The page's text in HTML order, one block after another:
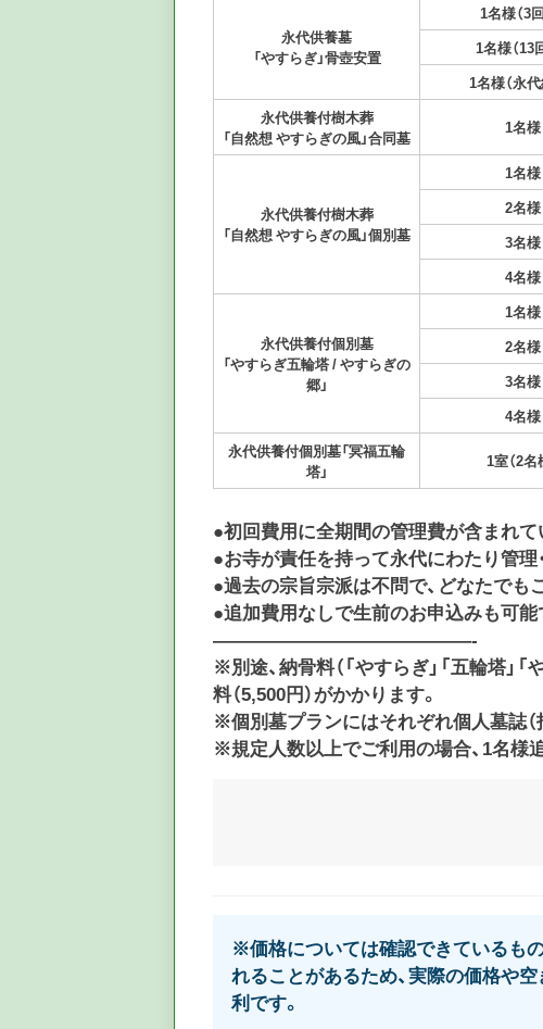
永代供養墓
「やすらぎ」骨壺安置
1名様（3
1名様（13
1名様（永代
永代供養付樹木葬
「自然想 やすらぎの風」合同墓
1名様
永代供養付樹木葬
「自然想 やすらぎの風」個別墓
1名様
2名様
3名様
4名様
永代供養付個別墓
「やすらぎ五輪塔 / やすらぎの
郷」
1名様
2名様
3名様
4名様
永代供養付個別墓「冥福五輪
塔」
1室（2名
●初回費用に全期間の管理費が含まれて
●お寺が責任を持って永代にわたり管理
●過去の宗旨宗派は不問で、どなたでも
●追加費用なしで生前のお申込みも可能
——————————————-
※別途、納骨料（「やすらぎ」「五輪塔」
料（5,500円）がかかります。
※個別墓プランにはそれぞれ個人墓誌（
※規定人数以上でご利用の場合、1名様
※価格については確認できているも
れることがあるため、実際の価格や
利です。